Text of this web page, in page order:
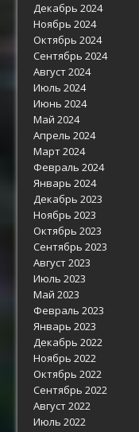
Декабрь 2024
Ноябрь 2024
Октябрь 2024
Сентябрь 2024
Август 2024
Июль 2024
Июнь 2024
Май 2024
Апрель 2024
Март 2024
Февраль 2024
Январь 2024
Декабрь 2023
Ноябрь 2023
Октябрь 2023
Сентябрь 2023
Август 2023
Июль 2023
Май 2023
Февраль 2023
Январь 2023
Декабрь 2022
Ноябрь 2022
Октябрь 2022
Сентябрь 2022
Август 2022
Июль 2022